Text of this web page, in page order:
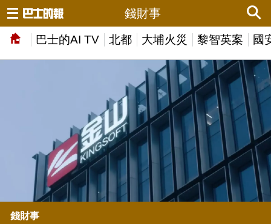
巴士的AI TV 北都 大埔火災 黎智英案 國
錢財事
錢財事